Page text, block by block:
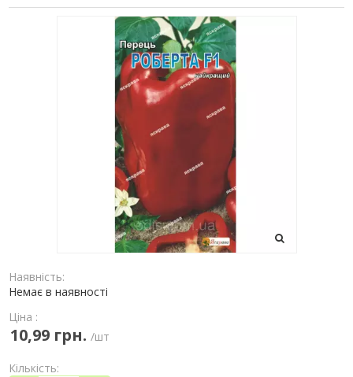
Наявність:
Немає в наявності
Ціна :
10,99 грн. /шт
Кількість: